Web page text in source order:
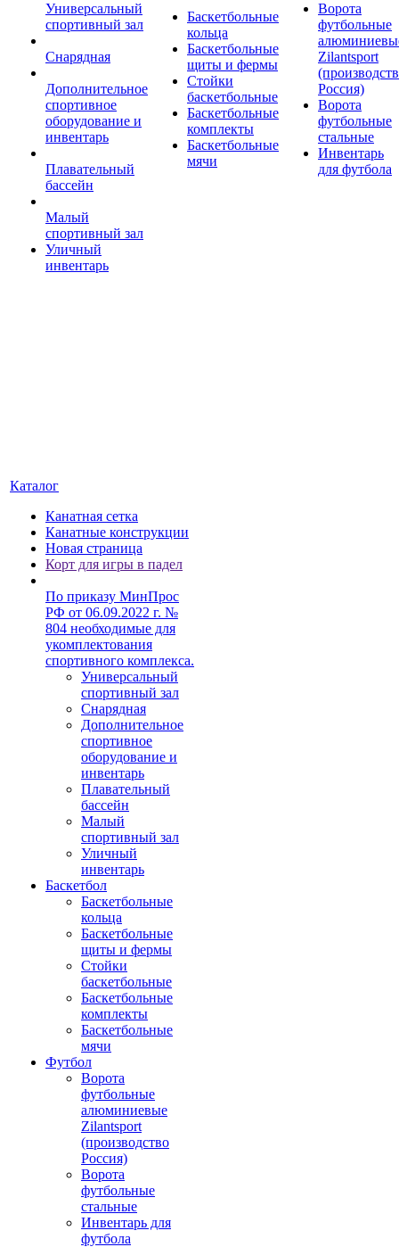
Универсальный
спортивный зал
Снарядная
Дополнительное
спортивное
оборудование и
инвентарь
Плавательный
бассейн
Малый
спортивный зал
Уличный
инвентарь
Баскетбольные
кольца
Баскетбольные
щиты и фермы
Стойки
баскетбольные
Баскетбольные
комплекты
Баскетбольные
мячи
Ворота
футбольные
Zilantsport
Россия)
Ворота
футбольные
стальные
Инвентарь
для футбола
Каталог
Канатная сетка
Канатные конструкции
Новая страница
Корт для игры в падел
По приказу МинПрос
РФ от 06.09.2022 г. №
804 необходимые для
укомплектования
спортивного комплекса.
Универсальный
спортивный зал
Снарядная
Дополнительное
спортивное
оборудование и
инвентарь
Плавательный
бассейн
Малый
спортивный зал
Уличный
инвентарь
Баскетбол
Баскетбольные
кольца
Баскетбольные
щиты и фермы
Стойки
баскетбольные
Баскетбольные
комплекты
Баскетбольные
мячи
Футбол
Ворота
футбольные
алюминиевые
Zilantsport
(производство
Россия)
Ворота
футбольные
стальные
Инвентарь для
футбола